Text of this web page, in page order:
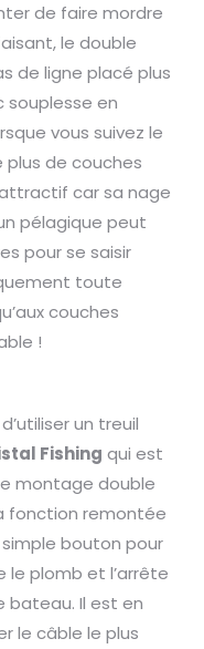
de faire mordre
le double
de ligne placé plus
en
vous suivez le
plus de couches
car sa nage
pélagique peut
pour se saisir
toute
couches
!
un treuil
Fishing qui est
montage double
fonction remontée
simple bouton pour
le plomb et l’arrête
Il est en
le câble le plus